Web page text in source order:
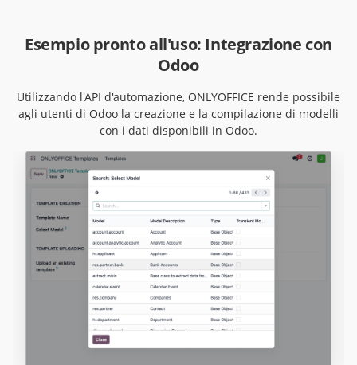
Esempio pronto all'uso: Integrazione con
Odoo
Utilizzando l'API d'automazione, ONLYOFFICE rende possibile
agli utenti di Odoo la creazione e la compilazione di modelli
con i dati disponibili in Odoo.